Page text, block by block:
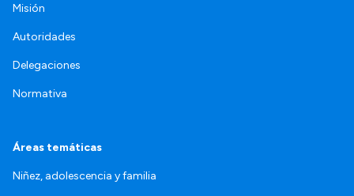
Misión
Autoridades
Delegaciones
Normativa
Áreas temáticas
Niñez, adolescencia y familia